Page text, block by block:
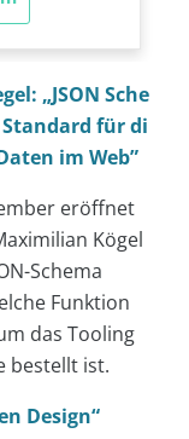
„JSON Sche
für di
im Web”
eröffnet
Kögel
Schema
Funktion
das Tooling
bestellt ist.
Design“